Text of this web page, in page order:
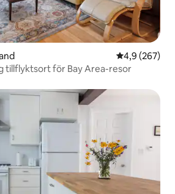
4,9 av 5 i
4,9 (267)
tillflyktsort för Bay Area-resor